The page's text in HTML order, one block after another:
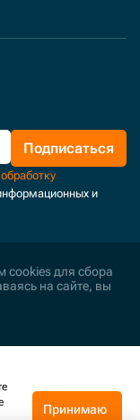
Подписаться
обработку
и
cookies для сбора
на сайте, вы
Принимаю